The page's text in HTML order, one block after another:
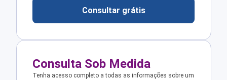
Consultar grátis
Consulta Sob Medida
Tenha acesso completo a todas as informações sobre um